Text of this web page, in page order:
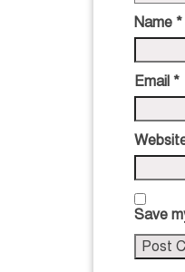
Name *
Email *
Save